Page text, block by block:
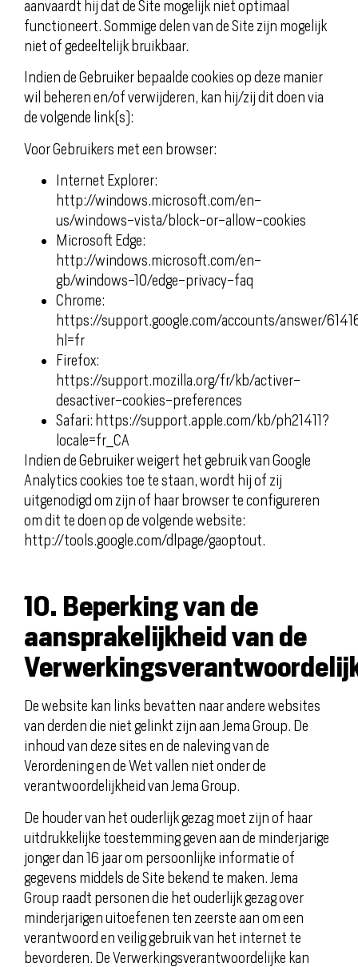
aanvaardt hij dat de Site mogelijk niet optimaal
functioneert. Sommige delen van de Site zijn mogelijk
niet of gedeeltelijk bruikbaar.
Indien de Gebruiker bepaalde cookies op deze manier
wil beheren en/of verwijderen, kan hij/zij dit doen via
de volgende link(s):
Voor Gebruikers met een browser:
Internet Explorer:
http://windows.microsoft.com/en-
us/windows-vista/block-or-allow-cookies
Microsoft Edge:
http://windows.microsoft.com/en-
gb/windows-10/edge-privacy-faq
Chrome:
https://support.google.com/accounts/answer/
hl=fr
Firefox:
https://support.mozilla.org/fr/kb/activer-
desactiver-cookies-preferences
Safari: https://support.apple.com/kb/ph21411?
locale=fr_CA
Indien de Gebruiker weigert het gebruik van Google
Analytics cookies toe te staan, wordt hij of zij
uitgenodigd om zijn of haar browser te configureren
om dit te doen op de volgende website:
http://tools.google.com/dlpage/gaoptout.
10. Beperking van de
aansprakelijkheid van de
De website kan links bevatten naar andere websites
van derden die niet gelinkt zijn aan Jema Group. De
inhoud van deze sites en de naleving van de
Verordening en de Wet vallen niet onder de
verantwoordelijkheid van Jema Group.
De houder van het ouderlijk gezag moet zijn of haar
uitdrukkelijke toestemming geven aan de minderjarige
jonger dan 16 jaar om persoonlijke informatie of
gegevens middels de Site bekend te maken. Jema
Group raadt personen die het ouderlijk gezag over
minderjarigen uitoefenen ten zeerste aan om een
verantwoord en veilig gebruik van het internet te
bevorderen. De Verwerkingsverantwoordelijke kan